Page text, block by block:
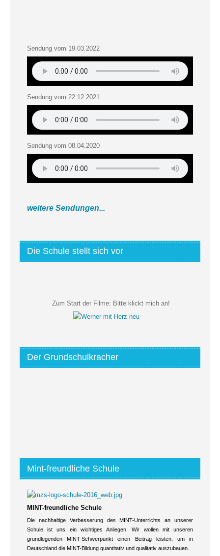
Sendung vom 19.03.2022
Sendung vom 22.12.2021
Sendung vom 08.04.2020
weitere Sendungen...
Die Schule stellt sich vor
Zum Start der Filme: Bitte klickt mich an!
Der Grundschulkracher
Mint-freundliche Schule
MINT-freundliche Schule
Die nachhaltige Verbesserung des MINT-Unterrichts an unserer
Schule ist uns ein wichtiges Anliegen. Wir wollen mit unseren
grundlegenden MINT-Schwerpunkt einen Beitrag leisten, um in
Deutschland die MINT-Bildung quantitativ und qualitativ auszubauen.